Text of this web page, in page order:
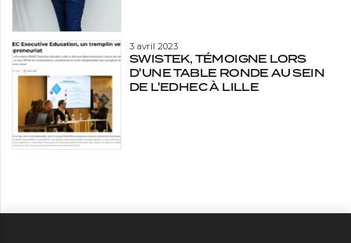
3 avril 2023
SWISTEK, TÉMOIGNE LORS
D'UNE TABLE RONDE AU SEIN
DE L'EDHEC À LILLE